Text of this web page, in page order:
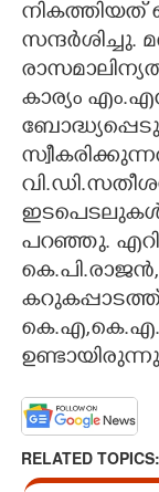
CONTACT US
സന്ദർശിച്ചു.
കാര്യം
പറഞ്ഞു.
RELATED TOPICS: